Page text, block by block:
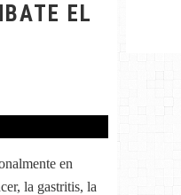
EL
en
la gastritis, la